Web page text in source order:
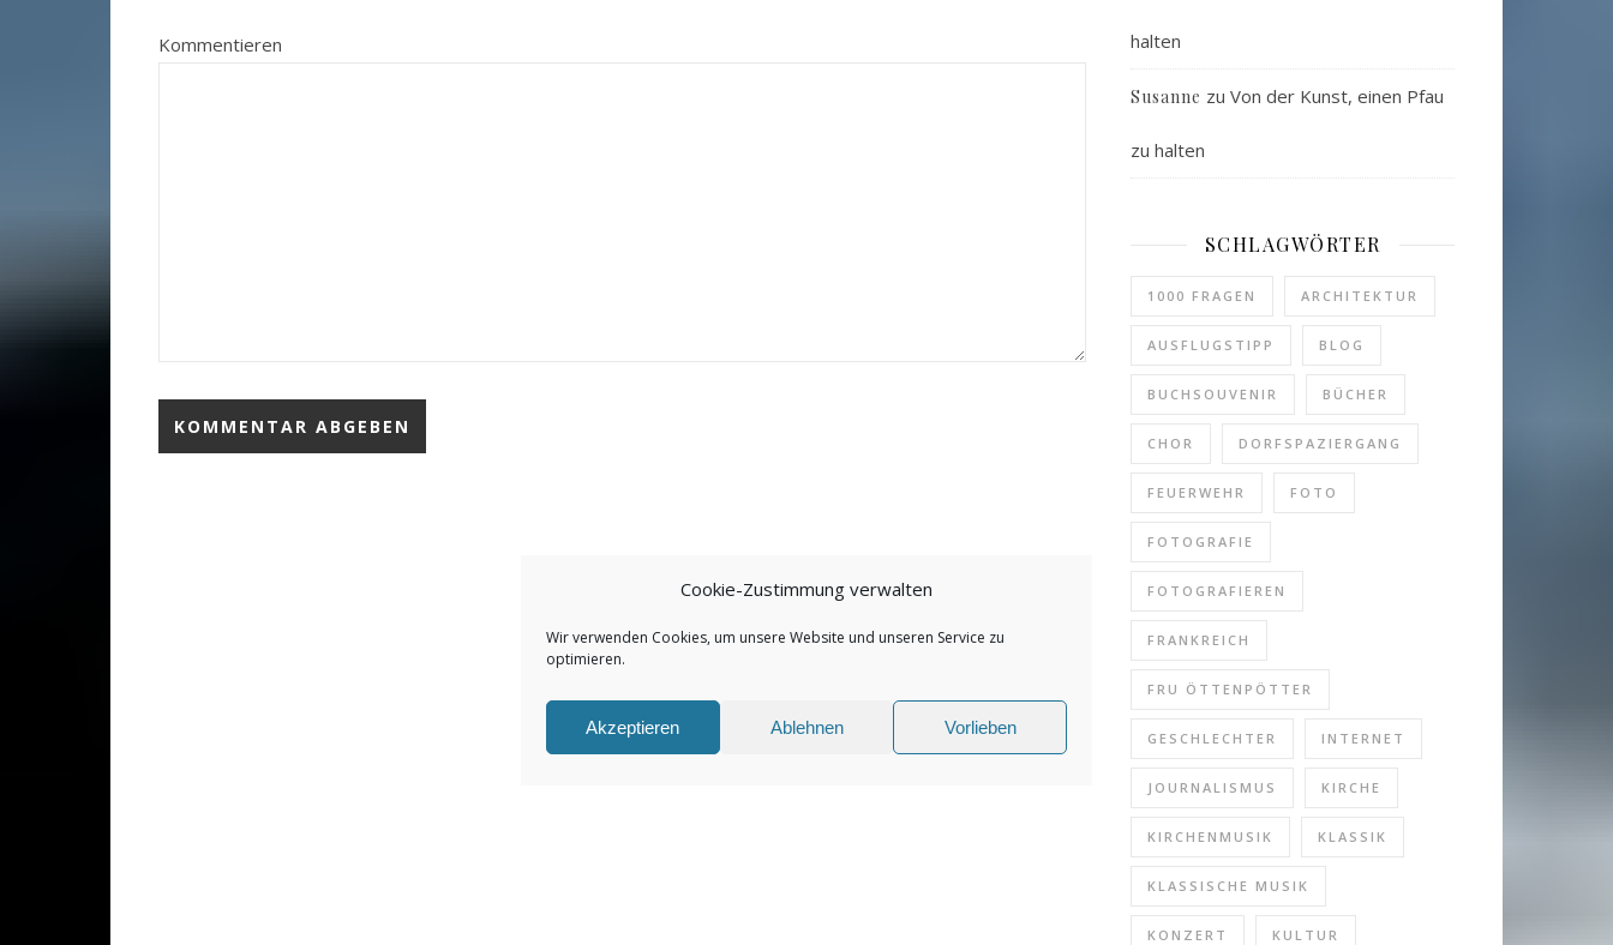
Cookie-Zustimmung verwalten
Wir verwenden Cookies, um unsere Website und unseren Service zu
optimieren.
Akzeptieren Ablehnen Vorlieben
Kommentieren halten
Susanne zu Von der Kunst, einen Pfau
zu halten
SCHLAGWÖRTER
1000 FRAGEN ARCHITEKTUR
AUSFLUGSTIPP BLOG
BUCHSOUVENIR BÜCHER
CHOR DORFSPAZIERGANG
FEUERWEHR FOTO
FOTOGRAFIE
FOTOGRAFIEREN
FRANKREICH
FRU ÖTTENPÖTTER
GESCHLECHTER INTERNET
JOURNALISMUS KIRCHE
KIRCHENMUSIK KLASSIK
KLASSISCHE MUSIK
KONZERT KULTUR